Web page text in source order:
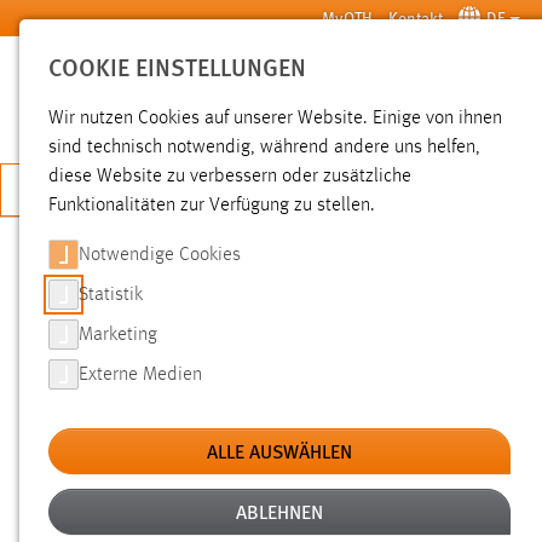
Zum Hauptinhalt springen MyOTH Kontakt DE
SUCHE
JETZT BEWERBEN
Hochschule Aktuelles News der OTH Amberg-Weiden
ACHTSAMKEIT – WORKSHOP DER
MENTORING-PROGRAMME
27.11.2019
Müssen gibt es nicht, aber ich darf, ich will,
ich möchte und ich kann! Einer der Leitsätze
COOKIE EINSTELLUNGEN
Wir nutzen Cookies auf unserer Website. Einige von ihnen
sind technisch notwendig, während andere uns helfen,
diese Website zu verbessern oder zusätzliche
Funktionalitäten zur Verfügung zu stellen.
Notwendige Cookies
Statistik
Marketing
Externe Medien
ALLE AUSWÄHLEN
ABLEHNEN